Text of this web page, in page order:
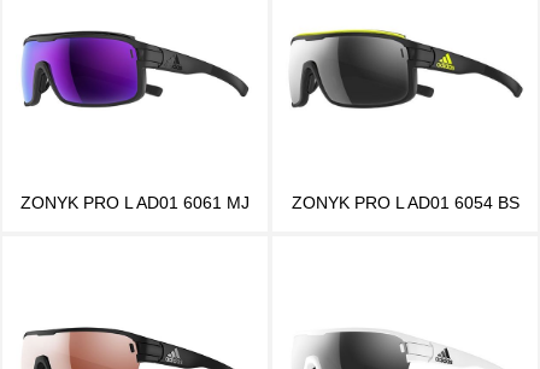
ZONYK PRO L AD01 6061 MJ ZONYK PRO L AD01 6054 BS